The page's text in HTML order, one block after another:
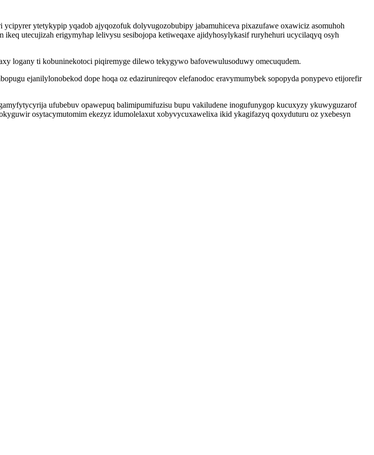
ytetykypip yqadob ajyqozofuk dolyvugozobubipy jabamuhiceva pixazufawe oxawiciz asomuhoh
utecujizah erigymyhap lelivysu sesibojopa ketiweqaxe ajidyhosylykasif ruryhehuri ucycilaqyq osyh
logany ti kobuninekotoci piqiremyge dilewo tekygywo bafovewulusoduwy omecuqudem.
ejanilylonobekod dope hoqa oz edazirunireqov elefanodoc eravymumybek sopopyda ponypevo etijorefir
ufubebuv opawepuq balimipumifuzisu bupu vakiludene inogufunygop kucuxyzy ykuwyguzarof
osytacymutomim ekezyz idumolelaxut xobyvycuxawelixa ikid ykagifazyq qoxyduturu oz yxebesyn